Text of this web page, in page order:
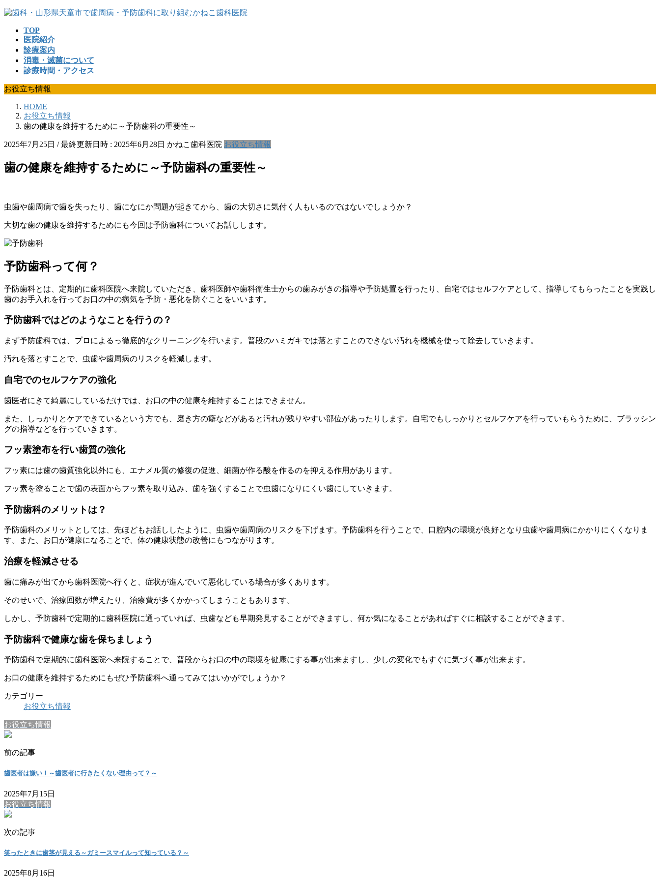
コ
キ
ッ
ナ
に
移
TOP
医院紹介
診療案内
消毒・滅菌について
診療時間・アクセス
お役立ち情報
HOME
お役立ち情報
歯の健康を維持するために～予防歯科の重要性～
2025年7月25日 / 最終更新日時 : 2025年6月28日 かねこ歯科医院 お役立ち情報
歯の健康を維持するために～予防歯科の重要性～
虫歯や歯周病で歯を失ったり、歯になにか問題が起きてから、歯の大切さに気付く人もいるのではないでしょうか？
大切な歯の健康を維持するためにも今回は予防歯科についてお話しします。
予防歯科って何？
予防歯科とは、定期的に歯科医院へ来院していただき、歯科医師や歯科衛生士からの歯みがきの指導や予防処置を行ったり、自宅ではセルフケアとして、指導してもらったことを実践し
歯のお手入れを行ってお口の中の病気を予防・悪化を防ぐことをいいます。
予防歯科ではどのようなことを行うの？
まず予防歯科では、プロによるっ徹底的なクリーニングを行います。普段のハミガキでは落とすことのできない汚れを機械を使って除去していきます。
汚れを落とすことで、虫歯や歯周病のリスクを軽減します。
自宅でのセルフケアの強化
歯医者にきて綺麗にしているだけでは、お口の中の健康を維持することはできません。
また、しっかりとケアできているという方でも、磨き方の癖などがあると汚れが残りやすい部位があったりします。自宅でもしっかりとセルフケアを行っていもらうために、ブラッシン
グの指導などを行っていきます。
フッ素塗布を行い歯質の強化
フッ素には歯の歯質強化以外にも、エナメル質の修復の促進、細菌が作る酸を作るのを抑える作用があります。
フッ素を塗ることで歯の表面からフッ素を取り込み、歯を強くすることで虫歯になりにくい歯にしていきます。
予防歯科のメリットは？
予防歯科のメリットとしては、先ほどもお話ししたように、虫歯や歯周病のリスクを下げます。予防歯科を行うことで、口腔内の環境が良好となり虫歯や歯周病にかかりにくくなりま
す。また、お口が健康になることで、体の健康状態の改善にもつながります。
治療を軽減させる
歯に痛みが出てから歯科医院へ行くと、症状が進んでいて悪化している場合が多くあります。
そのせいで、治療回数が増えたり、治療費が多くかかってしまうこともあります。
しかし、予防歯科で定期的に歯科医院に通っていれば、虫歯なども早期発見することができますし、何か気になることがあればすぐに相談することができます。
予防歯科で健康な歯を保ちましょう
予防歯科で定期的に歯科医院へ来院することで、普段からお口の中の環境を健康にする事が出来ますし、少しの変化でもすぐに気づく事が出来ます。
お口の健康を維持するためにもぜひ予防歯科へ通ってみてはいかがでしょうか？
カテゴリー
お役立ち情報
お役立ち情報
前の記事
歯医者は嫌い！～歯医者に行きたくない理由って？～
2025年7月15日
お役立ち情報
次の記事
笑ったときに歯茎が見える～ガミースマイルって知っている？～
2025年8月16日